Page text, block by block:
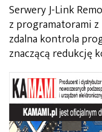
Serwery J-Link
z programatorami z
zdalna kontrola
znaczącą redukcję